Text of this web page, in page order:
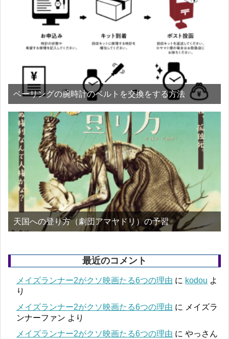
ベーリングの腕時計のベルトを交換をする方法
天国への登り方（劇団アマヤドリ）の予習
最近のコメント
メイズランナー2がクソ映画たる6つの理由 に kodou よ
り
メイズランナー2がクソ映画たる6つの理由 に メイズラ
ンナーファン より
メイズランナー2がクソ映画たる6つの理由 に やっさん